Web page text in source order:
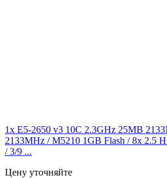
1x E5-2650 v3 10C 2.3GHz 25MB
2133MHz / M5210 1GB Flash / 8x 2.5
/ 3/9 ...
Цену уточняйте